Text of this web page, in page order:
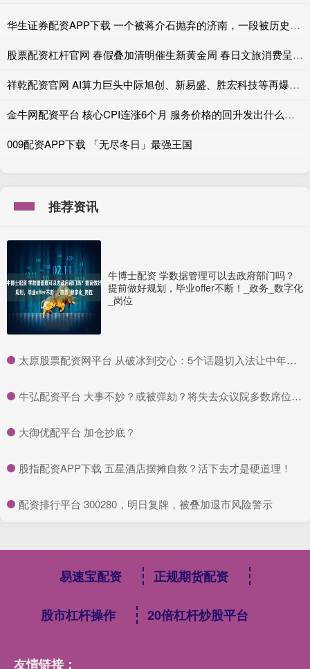
华生证券配资APP下载 一个被蒋介石抛弃的济南，一段被历史低估的“五三惨案”
股票配资杠杆官网 春假叠加清明催生新黄金周 春日文旅消费呈现稳步上行态势
祥乾配资官网 AI算力巨头中际旭创、新易盛、胜宏科技等再爆发！港股AI应用何时启动？
金牛网配资平台 核心CPI连涨6个月 服务价格的回升发出什么信号
009配资APP下载 「无尽冬日」最强王国
推荐资讯
牛博士配资 学数据管理可以去政府部门吗？
提前做好规划，毕业offer不断！_政务_数字化
_岗位
​太原股票配资网平台 从破冰到交心：5个话题切入法让中年女性主动聊下去
​牛弘配资平台 大事不妙？或被弹劾？将失去众议院多数席位？特朗普授权打伊朗核设施或违宪
​大御优配平台 加仓抄底？
​股指配资APP下载 五星酒店摆摊自救？活下去才是硬道理！
​配资排行平台 300280，明日复牌，被叠加退市风险警示
易速宝配资 正规期货配资
股市杠杆操作 20倍杠杆炒股平台
友情链接：